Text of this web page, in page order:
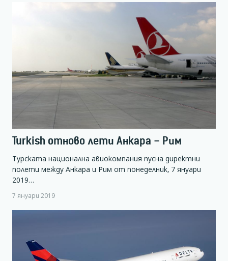
Turkish отново лети Анкара – Рим
Турската национална авиокомпания пусна директни
полети между Анкара и Рим от понеделник, 7 януари
2019…
7 януари 2019